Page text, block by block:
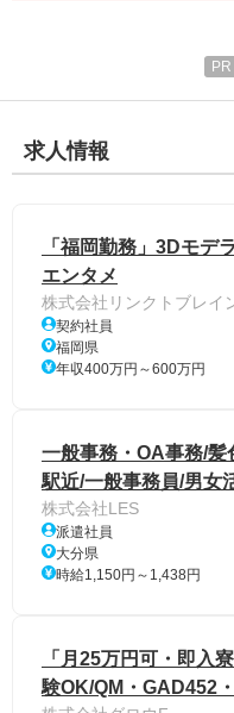
求人情報
「福岡勤務」3Dモデ
エンタメ
株式会社リンクトブレイ
契約社員
福岡県
年収400万円～600万円
一般事務・OA事務/
駅近/一般事務員/男女
株式会社LES
派遣社員
大分県
時給1,150円～1,438円
「月25万円可・即入
験OK/QM・GAD452